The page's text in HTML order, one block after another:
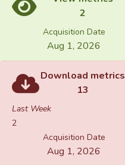
2
Acquisition Date
Aug 1, 2026
Download metrics
13
Last Week
2
Acquisition Date
Aug 1, 2026